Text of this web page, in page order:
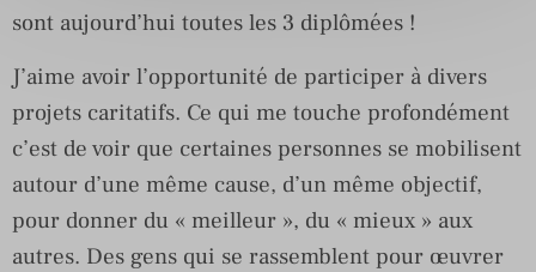
sont aujourd’hui toutes les 3 diplômées !
J’aime avoir l’opportunité de participer à divers
projets caritatifs. Ce qui me touche profondément
c’est de voir que certaines personnes se mobilisent
autour d’une même cause, d’un même objectif,
pour donner du « meilleur », du « mieux » aux
autres. Des gens qui se rassemblent pour œuvrer